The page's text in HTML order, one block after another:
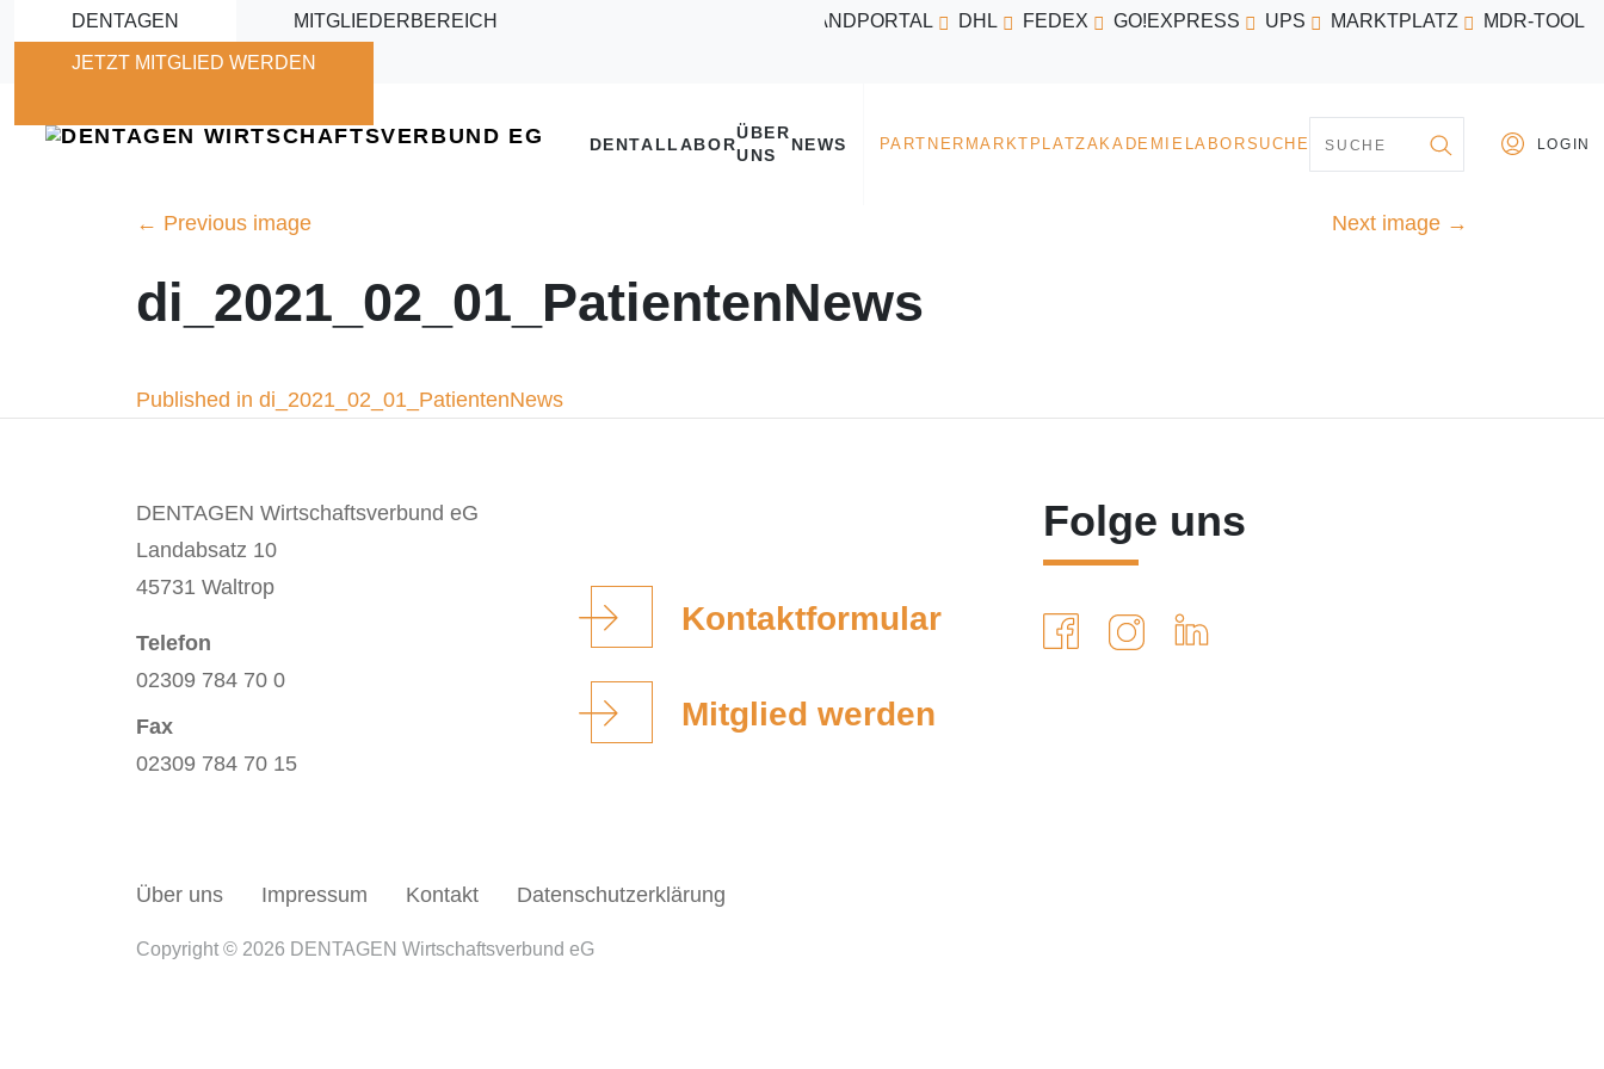
Skip to main content
DENTAGEN MITGLIEDERBEREICH
JETZT MITGLIED WERDEN
VERSANDPORTAL DHL FEDEX GO!EXPRESS UPS MARKTPLATZ MDR-TOOL
← Previous image Next image →
di_2021_02_01_PatientenNews
Beitragsnavigation
Published in di_2021_02_01_PatientenNews
DENTAGEN Wirtschaftsverbund eG
Landabsatz 10
45731 Waltrop
Telefon
02309 784 70 0
Fax
02309 784 70 15
Kontaktformular
Mitglied werden
Folge uns
Über uns Impressum Kontakt Datenschutzerklärung
Copyright © 2026 DENTAGEN Wirtschaftsverbund eG